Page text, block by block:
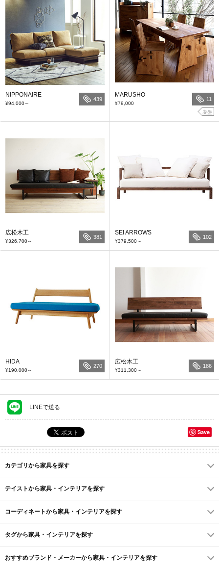
NIPPONAIRE
¥94,000～
439
MARUSHO
¥79,000
11
廃盤
広松木工
¥326,700～
381
SEI ARROWS
¥379,500～
102
HIDA
¥190,000～
270
広松木工
¥311,300～
186
LINEで送る
Save
カテゴリから家具を探す
テイストから家具・インテリアを探す
コーディネートから家具・インテリアを探す
タグから家具・インテリアを探す
おすすめブランド・メーカーから家具・インテリアを探す